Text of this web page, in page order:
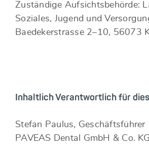
Zuständige Aufsichtsbehörde:
Soziales, Jugend und
Baedekerstrasse 2–10, 56073
Inhaltlich Verantwortlich für
Stefan Paulus, Geschäftsführer
PAVEAS Dental GmbH & Co. KG